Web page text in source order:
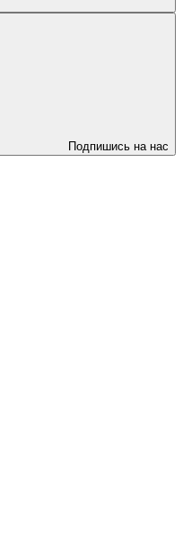
Подпишись на нас